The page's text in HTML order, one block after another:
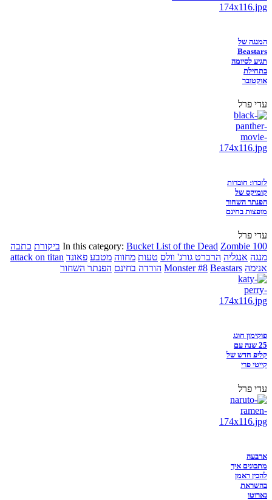
המנגה של
Beastars
תגיע לסיומה
בתחילת
אוקטובר
עדי פרל
לזכרו: חוברות
קומיקס של
הפנתר השחור
מופצות בחינם
עדי פרל
In this category: Bucket List of the Dead Zombie 100 ביקורת כתבה
מנגה אנגליה הרברט גורג' וולס טעות מחווה מטבע פאונד attack on titan
אנימה
Monster #8 Beastars הורדה בחינם הפנתר השחור
פוקימון חוגג
25 שנה עם
קליפ חדש של
קייטי פרי
עדי פרל
ארבעה
מתכונים איך
להכין ראמן
בהשראת
נארוטו